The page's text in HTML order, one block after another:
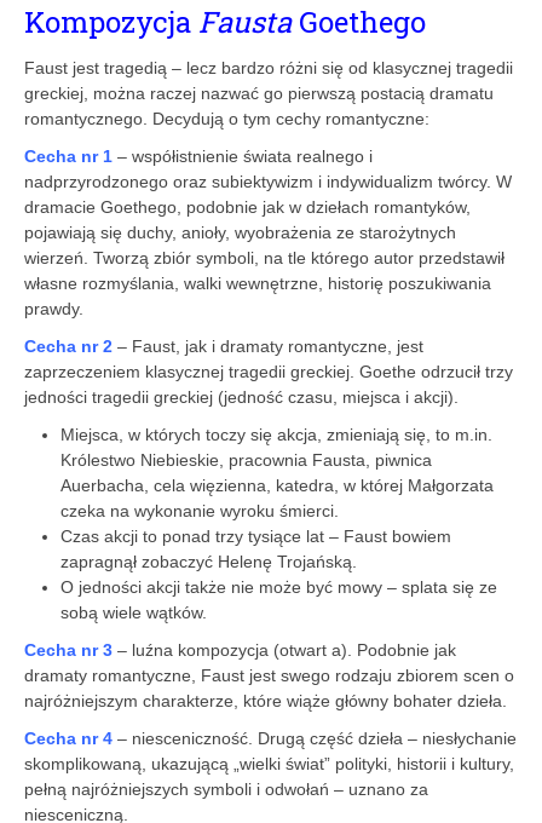
Kompozycja FaustaGoethego
Faust jest tragedią – lecz bardzo różni się od klasycznej tragedii
greckiej, można raczej nazwać go pierwszą postacią dramatu
romantycznego. Decydują o tym cechy romantyczne:
Cecha nr 1 – współistnienie świata realnego i
nadprzyrodzonego oraz subiektywizm i indywidualizm twórcy. W
dramacie Goethego, podobnie jak w dziełach romantyków,
pojawiają się duchy, anioły, wyobrażenia ze starożytnych
wierzeń. Tworzą zbiór symboli, na tle którego autor przedstawił
własne rozmyślania, walki wewnętrzne, historię poszukiwania
prawdy.
Cecha nr 2 – Faust, jak i dramaty romantyczne, jest
zaprzeczeniem klasycznej tragedii greckiej. Goethe odrzucił trzy
jedności tragedii greckiej (jedność czasu, miejsca i akcji).
Miejsca, w których toczy się akcja, zmieniają się, to m.in.
Królestwo Niebieskie, pracownia Fausta, piwnica
Auerbacha, cela więzienna, katedra, w której Małgorzata
czeka na wykonanie wyroku śmierci.
Czas akcji to ponad trzy tysiące lat – Faust bowiem
zapragnął zobaczyć Helenę Trojańską.
O jedności akcji także nie może być mowy – splata się ze
sobą wiele wątków.
Cecha nr 3 – luźna kompozycja (otwart a). Podobnie jak
dramaty romantyczne, Faust jest swego rodzaju zbiorem scen o
najróżniejszym charakterze, które wiąże główny bohater dzieła.
Cecha nr 4 – niesceniczność. Drugą część dzieła – niesłychanie
skomplikowaną, ukazującą „wielki świat” polityki, historii i kultury,
pełną najróżniejszych symboli i odwołań – uznano za
niesceniczną.